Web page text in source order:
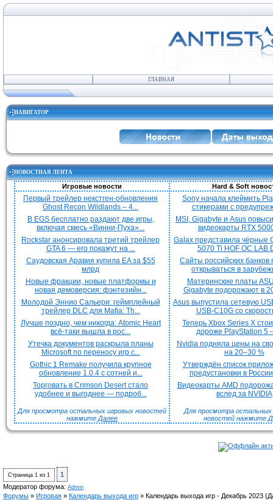
ГЛАВНАЯ
НАВИГАТОР
НОВОСТНАЯ ЛЕНТА
Игровые новости Hard & Soft
Первый трейлер некстген-обновления
Ghost Recon Wildlands – 4...
В EGS бесплатно раздают две игры,
включая смесь «Винни-Пуха»...
Rockstar анонсировала третий трейлер
GTA 6 — его покажут на ...
Саудовская Аравия купила EA за $55
млрд
Новые фракции, новые платформы и
новая демоверсия: фэнтезийн...
Молодой Эннио Сальери: геймплейный
трейлер DLC для Mafia: Th...
Лучше поздно, чем никогда: Atomic Heart
всё-таки вышла в рос...
Утечка документов раскрыла планы
Microsoft по переносу игр с...
Gothic 1 Remake получила крупное
обновление 1.0.4 с сотней и...
Торговать в Crimson Desert стало
удобнее и выгоднее — подроб...
Для просмотра остальных игровых новостей
нажмите Далее
Sony начала клеймить
стикерами с
MSI, Gigabyte и Asus
видеокарты RTX
Galax представила чёрные
5070 Ti HOF OC LAB
Сайты российских банков
открываться в
Материнские платы
Gigabyte подорожают в
Asus выпустила сетевую
USB-C10G со
Теперь Xbox Series X
дороже PlayStation 5
Nvidia подняла цены на
на 20–30 %
Утверждён список
предустановки в
Видеокарты AMD
вслед за NVIDIA
Для просмотра остальных
новостей нажмите
Страница 1 из 1
1
Модератор форума: Admin
Форумы » Игровая » Календарь выхода игр » Календарь выхода игр - Декабрь 2023